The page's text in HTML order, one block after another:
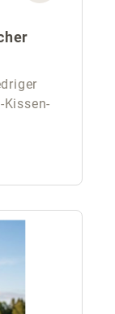
Kissen-